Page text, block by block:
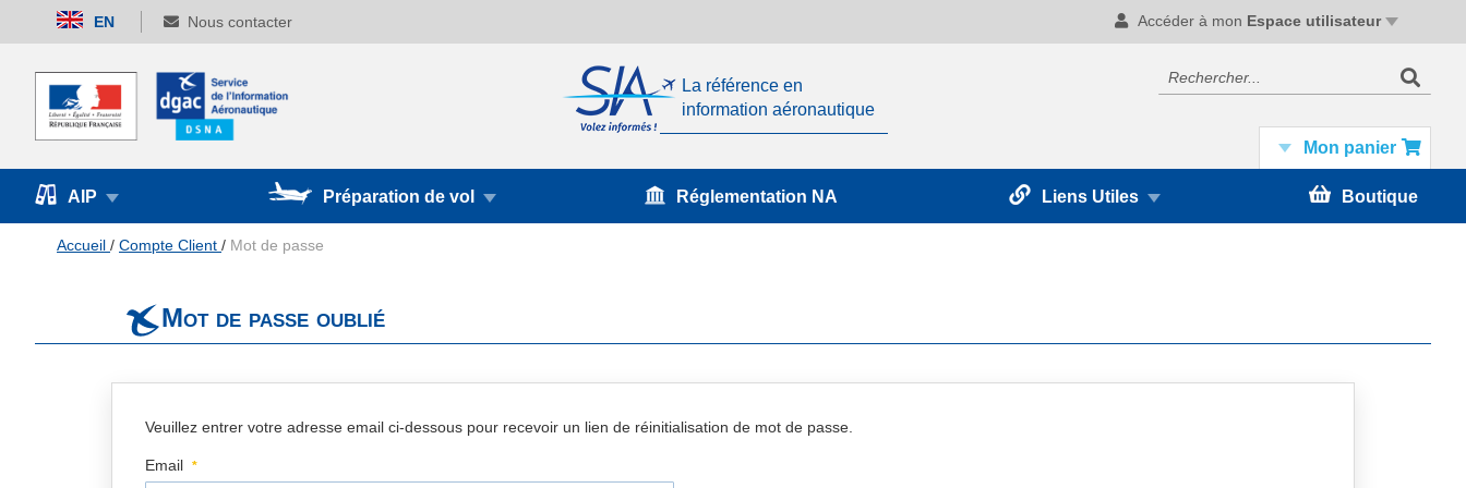
Accéder à mon Espace utilisateur
Allez
au
EN Nous contacter
La référence en
information aéronautique
Mon panier
AIP Préparation de vol Réglementation NA Liens Utiles Boutique
Accueil Compte Client Mot de passe
Mot de passe oublié
Veuillez entrer votre adresse email ci-dessous pour recevoir un lien de réinitialisation de mot de passe.
Email